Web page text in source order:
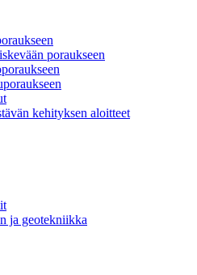
poraukseen
kehityksen aloitteet
ja geotekniikka